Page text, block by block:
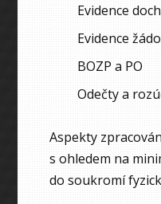
Evidence
Evidence
BOZP a PO
Odečty a
Aspekty
s ohledem na
do soukromí